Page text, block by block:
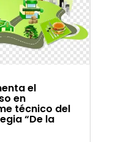
el
en
técnico del
“De la